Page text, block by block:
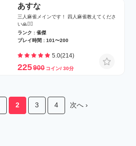
あすな
三人麻雀メインです！ 四人麻雀教えてくださ
い🙏🙇‍♀️
ランク : 雀傑
プレイ時間 : 101〜200
5.0(214)
225900 コイン/ 30分
2 3 4 次へ ›